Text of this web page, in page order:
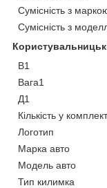
Сумісність з
Сумісність з
В1
Вага1
Д1
Кількість у
Логотип
Марка авто
Модель авто
Тип килимка